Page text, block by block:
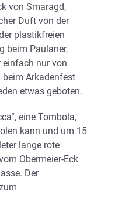
von Smaragd,
Duft von der
plastikfreien
beim Paulaner,
einfach nur von
Arkadenfest
etwas geboten.
eine Tombola,
kann und um 15
lange rote
Obermeier-Eck
Der